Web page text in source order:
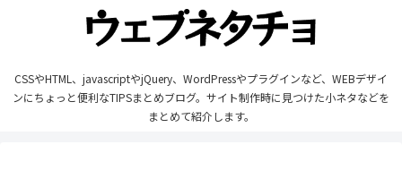
CSSやHTML、javascriptやjQuery、WordPressやプラグインなど、WEBデザイ
ンにちょっと便利なTIPSまとめブログ。サイト制作時に見つけた小ネタなどを
まとめて紹介します。